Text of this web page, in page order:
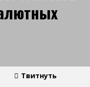
Твитнуть